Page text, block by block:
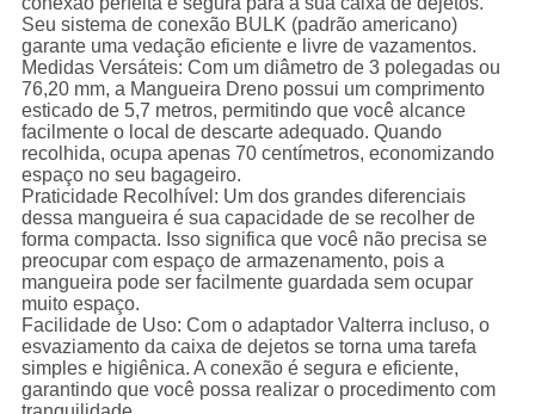
Seu sistema de conexão BULK (padrão americano)
garante uma vedação eficiente e livre de vazamentos.
Medidas Versáteis: Com um diâmetro de 3 polegadas ou
76,20 mm, a Mangueira Dreno possui um comprimento
esticado de 5,7 metros, permitindo que você alcance
facilmente o local de descarte adequado. Quando
recolhida, ocupa apenas 70 centímetros, economizando
espaço no seu bagageiro.
Praticidade Recolhível: Um dos grandes diferenciais
dessa mangueira é sua capacidade de se recolher de
forma compacta. Isso significa que você não precisa se
preocupar com espaço de armazenamento, pois a
mangueira pode ser facilmente guardada sem ocupar
muito espaço.
Facilidade de Uso: Com o adaptador Valterra incluso, o
esvaziamento da caixa de dejetos se torna uma tarefa
simples e higiênica. A conexão é segura e eficiente,
garantindo que você possa realizar o procedimento com